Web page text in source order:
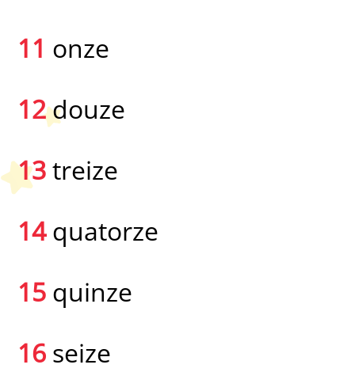
11 onze
12douze
13treize
14quatorze
15 quinze
16 seize